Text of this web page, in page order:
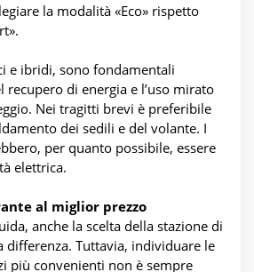
la modalità «Eco» rispetto
e ibridi, sono fondamentali
recupero di energia e l’uso mirato
Nei tragitti brevi è preferibile
dei sedili e del volante. I
per quanto possibile, essere
elettrica.
al miglior prezzo
anche la scelta della stazione di
differenza. Tuttavia, individuare le
più convenienti non è sempre